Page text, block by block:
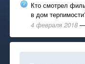
Кто смотрел
в дом
4 февраля 2018